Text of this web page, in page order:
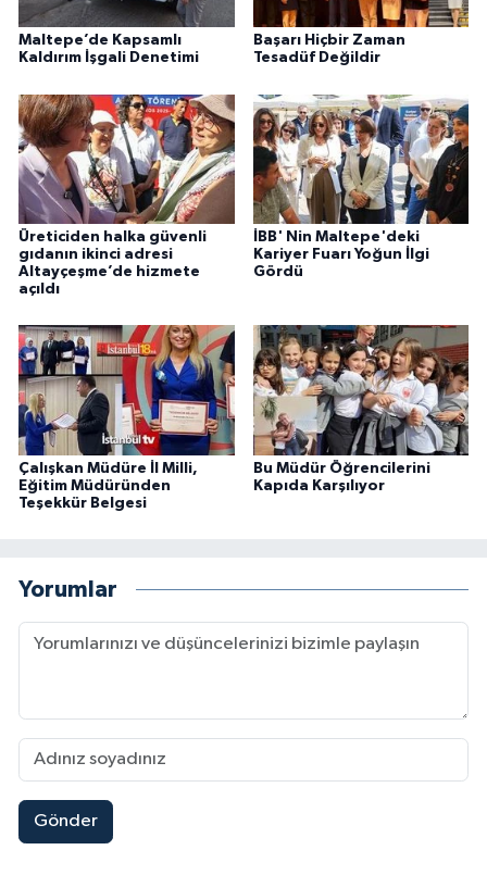
Maltepe’de Kapsamlı
Kaldırım İşgali Denetimi
Başarı Hiçbir Zaman
Tesadüf Değildir
Üreticiden halka güvenli
gıdanın ikinci adresi
Altayçeşme’de hizmete
açıldı
İBB' Nin Maltepe'deki
Kariyer Fuarı Yoğun İlgi
Gördü
Çalışkan Müdüre İl Milli,
Eğitim Müdüründen
Teşekkür Belgesi
Bu Müdür Öğrencilerini
Kapıda Karşılıyor
Yorumlar
Gönder